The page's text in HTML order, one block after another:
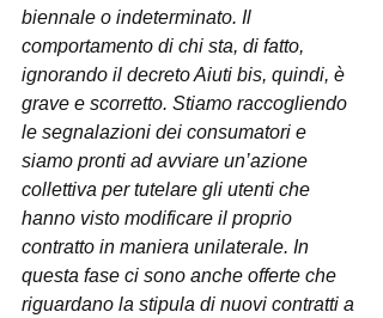
biennale o indeterminato. Il
comportamento di chi sta, di fatto,
ignorando il decreto Aiuti bis, quindi, è
grave e scorretto. Stiamo raccogliendo
le segnalazioni dei consumatori e
siamo pronti ad avviare un’azione
collettiva per tutelare gli utenti che
hanno visto modificare il proprio
contratto in maniera unilaterale. In
questa fase ci sono anche offerte che
riguardano la stipula di nuovi contratti a